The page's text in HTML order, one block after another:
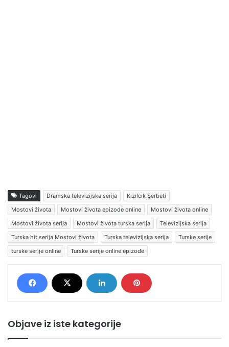
Tagovi Dramska televizijska serija
Kızılcık Şerbeti
Mostovi života
Mostovi života epizode online
Mostovi života online
Mostovi života serija
Mostovi života turska serija
Televizijska serija
Turska hit serija Mostovi života
Turska televizijska serija
Turske serije
turske serije online
Turske serije online epizode
Objave iz iste kategorije